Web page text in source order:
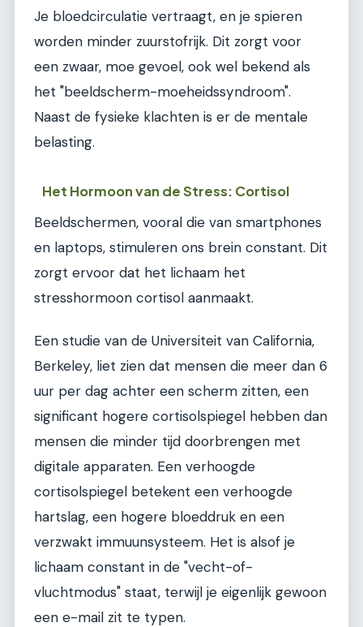
Je bloedcirculatie vertraagt, en je spieren
worden minder zuurstofrijk. Dit zorgt voor
een zwaar, moe gevoel, ook wel bekend als
het "beeldscherm-moeheidssyndroom".
Naast de fysieke klachten is er de mentale
belasting.
Het Hormoon van de Stress: Cortisol
Beeldschermen, vooral die van smartphones
en laptops, stimuleren ons brein constant. Dit
zorgt ervoor dat het lichaam het
stresshormoon cortisol aanmaakt.
Een studie van de Universiteit van California,
Berkeley, liet zien dat mensen die meer dan 6
uur per dag achter een scherm zitten, een
significant hogere cortisolspiegel hebben dan
mensen die minder tijd doorbrengen met
digitale apparaten. Een verhoogde
cortisolspiegel betekent een verhoogde
hartslag, een hogere bloeddruk en een
verzwakt immuunsysteem. Het is alsof je
lichaam constant in de "vecht-of-
vluchtmodus" staat, terwijl je eigenlijk gewoon
een e-mail zit te typen.